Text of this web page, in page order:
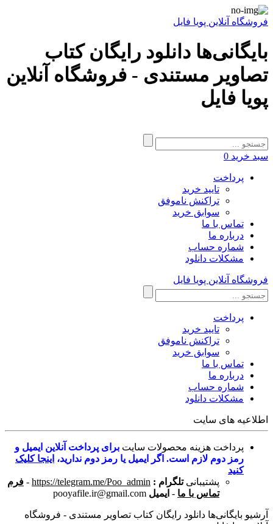
فروشگاه آنلاین پویا فایل
بایگانی‌ها دانلود رایگان کتاب
تصاویر مستندی - فروشگاه آنلاین
پویا فایل
سبد خرید 0
پرداخت
تایید خرید
تراکنش ناموفق
سوابق خرید
تماس با ما
درباره ما
شماره حساب
مشکلات دانلود
فروشگاه آنلاین پویا فایل
پرداخت
تایید خرید
تراکنش ناموفق
سوابق خرید
تماس با ما
درباره ما
شماره حساب
مشکلات دانلود
اطلاعیه های سایت
پرداخت هزینه محصولات سایت برای پرداخت آنلاین ایمیل و
رمز دوم لازم است. اگر ایمیل یا رمز دوم ندارید، اینجا کلیک
کنید
پشتیبانی تلگرام : https://telegram.me/Poo_admin
- فرم
تماس با ما - ایمیل pooyafile.ir@gmail.com
آرشیو بایگانی‌ها دانلود رایگان کتاب تصاویر مستندی - فروشگاه